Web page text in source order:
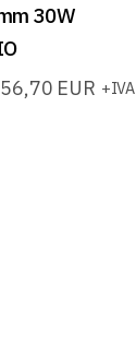
30W
56,70 EUR +IVA